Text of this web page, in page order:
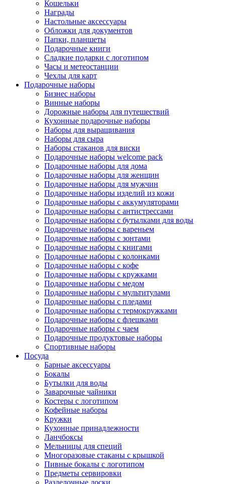
Кошельки
Награды
Настольные аксессуары
Обложки для документов
Папки, планшеты
Подарочные книги
Сладкие подарки с логотипом
Часы и метеостанции
Чехлы для карт
Подарочные наборы
Бизнес наборы
Винные наборы
Дорожные наборы для путешествий
Кухонные подарочные наборы
Наборы для выращивания
Наборы для сыра
Наборы стаканов для виски
Подарочные наборы welcome pack
Подарочные наборы для дома
Подарочные наборы для женщин
Подарочные наборы для мужчин
Подарочные наборы изделий из кожи
Подарочные наборы с аккумуляторами
Подарочные наборы с антистрессами
Подарочные наборы с бутылками для воды
Подарочные наборы с вареньем
Подарочные наборы с зонтами
Подарочные наборы с книгами
Подарочные наборы с колонками
Подарочные наборы с кофе
Подарочные наборы с кружками
Подарочные наборы с медом
Подарочные наборы с мультитулами
Подарочные наборы с пледами
Подарочные наборы с термокружками
Подарочные наборы с флешками
Подарочные наборы с чаем
Подарочные продуктовые наборы
Спортивные наборы
Посуда
Барные аксессуары
Бокалы
Бутылки для воды
Заварочные чайники
Костеры с логотипом
Кофейные наборы
Кружки
Кухонные принадлежности
Ланчбоксы
Мельницы для специй
Многоразовые стаканы с крышкой
Пивные бокалы с логотипом
Предметы сервировки
Разделочные доски